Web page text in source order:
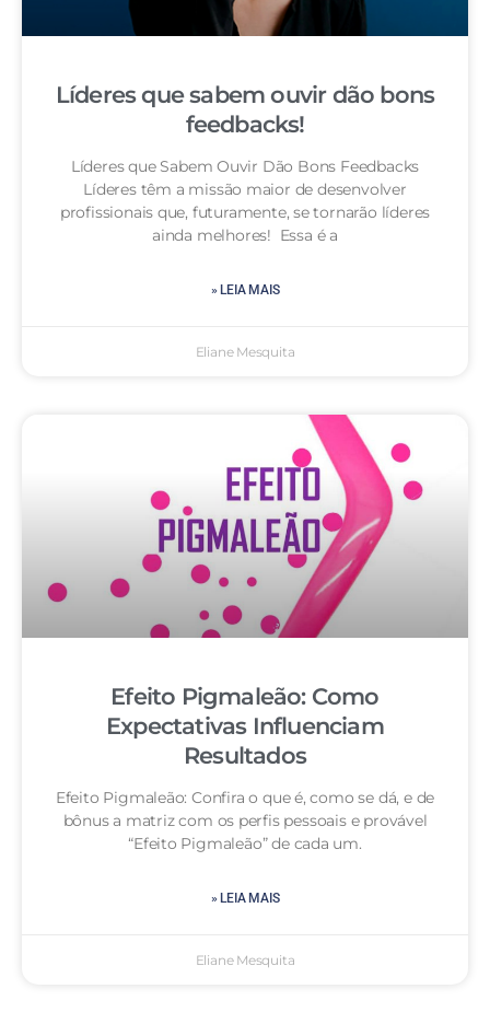
Líderes que sabem ouvir dão bons
feedbacks!
Líderes que Sabem Ouvir Dão Bons Feedbacks
Líderes têm a missão maior de desenvolver
profissionais que, futuramente, se tornarão líderes
ainda melhores! Essa é a
» LEIA MAIS
Eliane Mesquita
Efeito Pigmaleão: Como
Expectativas Influenciam
Resultados
Efeito Pigmaleão: Confira o que é, como se dá, e de
bônus a matriz com os perfis pessoais e provável
“Efeito Pigmaleão” de cada um.
» LEIA MAIS
Eliane Mesquita